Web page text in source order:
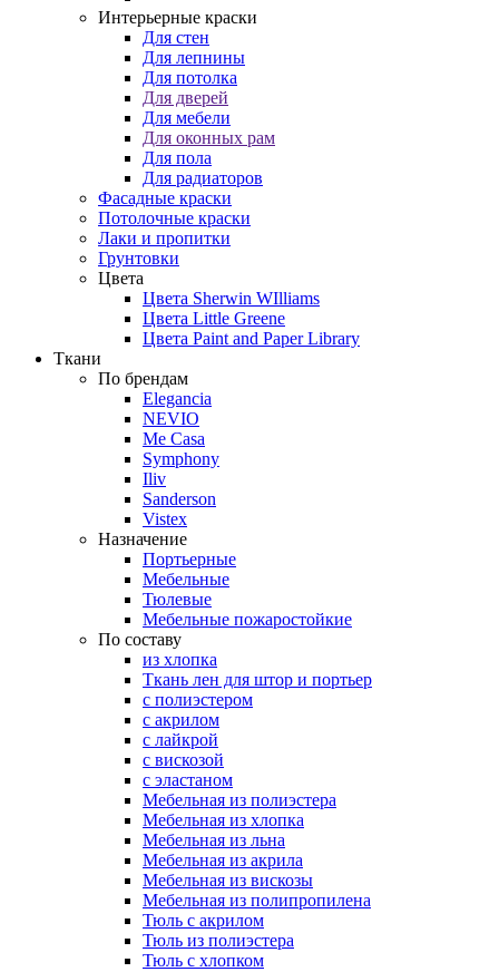
Интерьерные краски
Для стен
Для лепнины
Для потолка
Для дверей
Для мебели
Для оконных рам
Для пола
Для радиаторов
Фасадные краски
Потолочные краски
Лаки и пропитки
Грунтовки
Цвета
Цвета Sherwin WIlliams
Цвета Little Greene
Цвета Paint and Paper Library
Ткани
По брендам
Elegancia
NEVIO
Me Casa
Symphony
Iliv
Sanderson
Vistex
Назначение
Портьерные
Мебельные
Тюлевые
Мебельные пожаростойкие
По составу
из хлопка
Ткань лен для штор и портьер
с полиэстером
с акрилом
с лайкрой
с вискозой
с эластаном
Мебельная из полиэстера
Мебельная из хлопка
Мебельная из льна
Мебельная из акрила
Мебельная из вискозы
Мебельная из полипропилена
Тюль с акрилом
Тюль из полиэстера
Тюль с хлопком